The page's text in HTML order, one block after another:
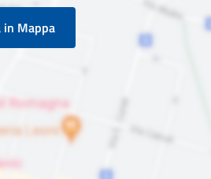
in Mappa